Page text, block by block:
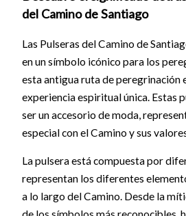
del Camino de Santiago
Las Pulseras del Camino de
en un símbolo icónico para los
esta antigua ruta de peregrinación
experiencia espiritual única. Estas
ser un accesorio de moda,
especial con el Camino y sus
La pulsera está compuesta por
representan los diferentes
a lo largo del Camino. Desde la